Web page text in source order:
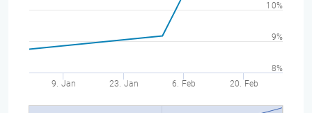
9. Jan 23. Jan 6. Feb 20. Feb
8%
9%
10%